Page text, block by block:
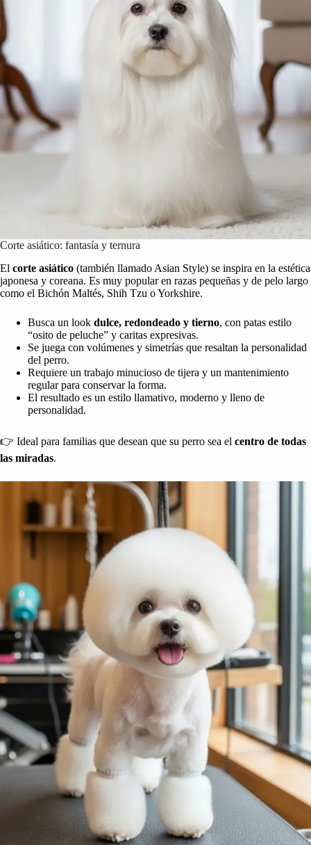
Corte asiático: fantasía y ternura
El corte asiático (también llamado Asian Style) se inspira en la estética
japonesa y coreana. Es muy popular en razas pequeñas y de pelo largo
como el Bichón Maltés, Shih Tzu o Yorkshire.
Busca un look dulce, redondeado y tierno, con patas estilo
“osito de peluche” y caritas expresivas.
Se juega con volúmenes y simetrías que resaltan la personalidad
del perro.
Requiere un trabajo minucioso de tijera y un mantenimiento
regular para conservar la forma.
El resultado es un estilo llamativo, moderno y lleno de
personalidad.
👉 Ideal para familias que desean que su perro sea el centro de todas
las miradas.